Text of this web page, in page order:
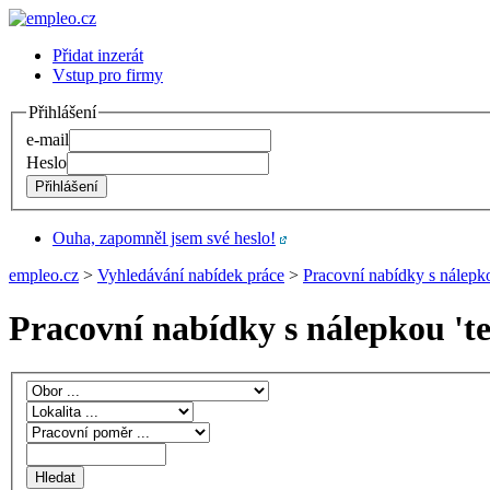
Přidat inzerát
Vstup pro firmy
Přihlášení
e-mail
Heslo
Ouha, zapomněl jsem své heslo!
empleo.cz > Vyhledávání nabídek práce > Pracovní nabídky s
Pracovní nabídky s nálepkou '